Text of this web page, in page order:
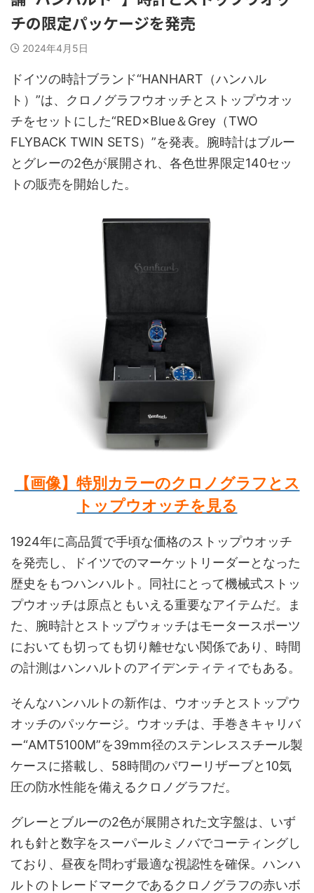
チの限定パッケージを発売
2024年4月5日
ドイツの時計ブランド“HANHART（ハンハル
ト）”は、クロノグラフウオッチとストップウオッ
チをセットにした“RED×Blue＆Grey（TWO
FLYBACK TWIN SETS）”を発表。腕時計はブルー
とグレーの2色が展開され、各色世界限定140セッ
トの販売を開始した。
【画像】特別カラーのクロノグラフとス
トップウオッチを見る
1924年に高品質で手頃な価格のストップウオッチ
を発売し、ドイツでのマーケットリーダーとなった
歴史をもつハンハルト。同社にとって機械式ストッ
プウオッチは原点ともいえる重要なアイテムだ。ま
た、腕時計とストップウォッチはモータースポーツ
においても切っても切り離せない関係であり、時間
の計測はハンハルトのアイデンティティでもある。
そんなハンハルトの新作は、ウオッチとストップウ
オッチのパッケージ。ウオッチは、手巻きキャリバ
ー“AMT5100M”を39mm径のステンレススチール製
ケースに搭載し、58時間のパワーリザーブと10気
圧の防水性能を備えるクロノグラフだ。
グレーとブルーの2色が展開された文字盤は、いず
れも針と数字をスーパールミノバでコーティングし
ており、昼夜を問わず最適な視認性を確保。ハンハ
ルトのトレードマークであるクロノグラフの赤いボ